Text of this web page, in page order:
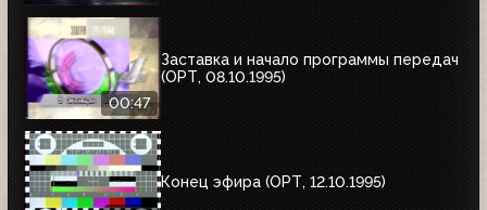
00:47
Заставка и начало программы передач
(ОРТ, 08.10.1995)
Конец эфира (ОРТ, 12.10.1995)